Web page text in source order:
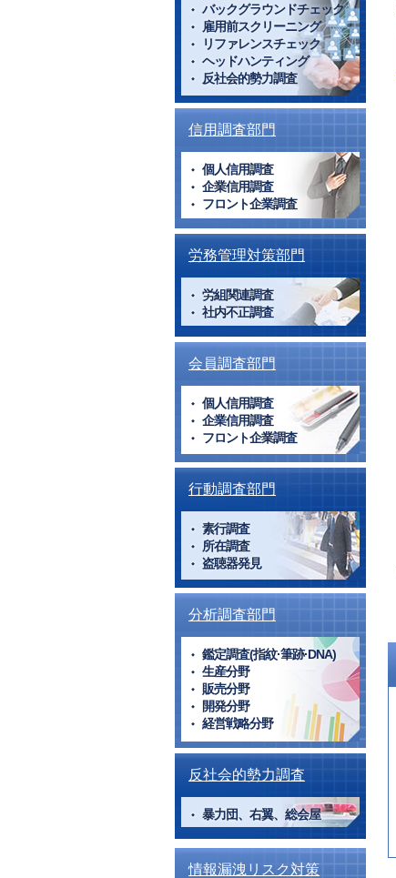
バックグラウンドチェック
雇用前スクリーニング
リファレンスチェック
ヘッドハンティング
反社会的勢力調査
信用調査部門
個人信用調査
企業信用調査
フロント企業調査
労務管理対策部門
労組関連調査
社内不正調査
会員調査部門
個人信用調査
企業信用調査
フロント企業調査
行動調査部門
素行調査
所在調査
盗聴器発見
分析調査部門
鑑定調査(指紋·筆跡·DNA)
生産分野
販売分野
開発分野
経営戦略分野
反社会的勢力調査
暴力団、右翼、総会屋
情報漏洩リスク対策